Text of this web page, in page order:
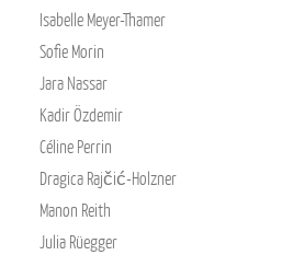
Isabelle Meyer-Thamer
Sofie Morin
Jara Nassar
Kadir Özdemir
Céline Perrin
Dragica Rajčić-Holzner
Manon Reith
Julia Rüegger